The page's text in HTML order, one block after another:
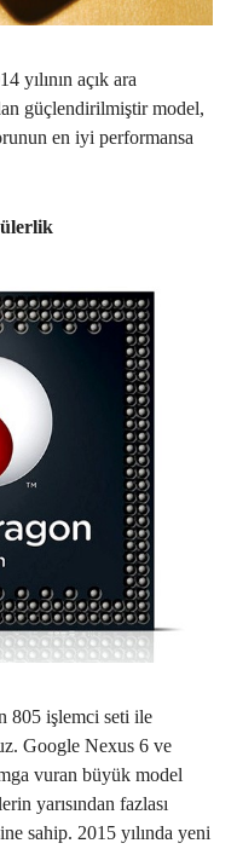
yılının açık ara
güçlendirilmiştir model,
en iyi performansa
805 işlemci seti ile
Google Nexus 6 ve
vuran büyük model
yarısından fazlası
sahip. 2015 yılında yeni